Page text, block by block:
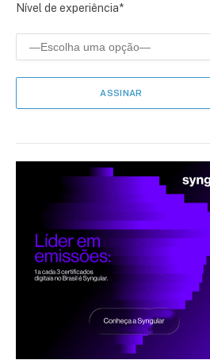
Nível de experiência*